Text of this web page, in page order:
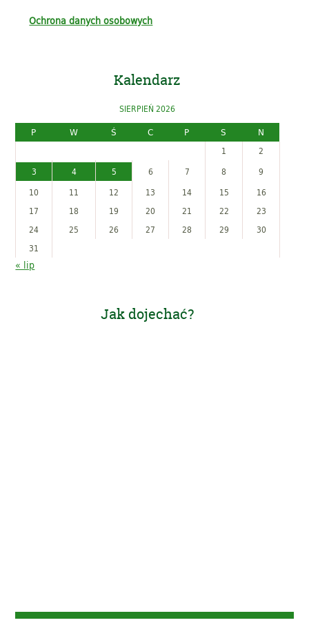
Ochrona danych osobowych
Kalendarz
SIERPIEŃ 2026
P
W Ś C P S
N
1
2
3
4 5 6 7 8
9
10
11 12 13 14 15
16
17
18 19 20 21 22
23
24
25 26 27 28 29
30
31
« lip
Jak dojechać?